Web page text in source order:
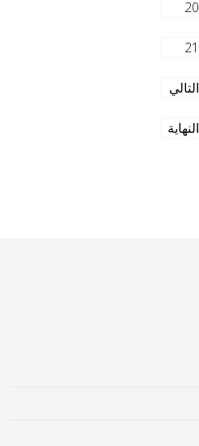
20
21
التالي
النهاية